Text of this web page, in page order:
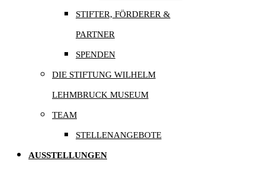
STIFTER, FÖRDERER &
PARTNER
SPENDEN
DIE STIFTUNG WILHELM
LEHMBRUCK MUSEUM
TEAM
STELLENANGEBOTE
AUSSTELLUNGEN